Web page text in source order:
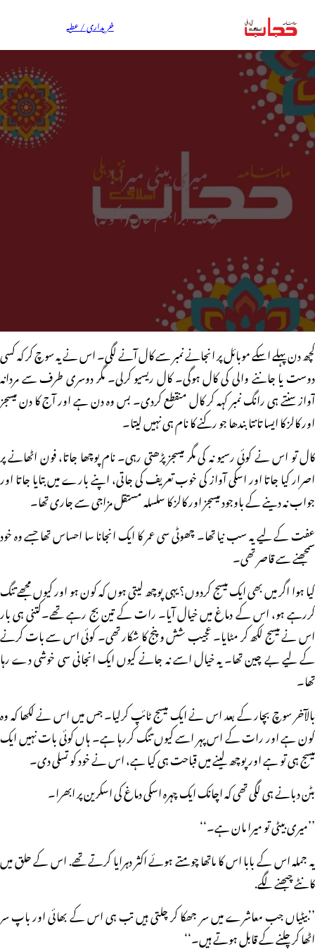
خریداری / عطیہ
میری بیٹی میرا !
مرسلہ: ابراہیم خان (آکولہ)
کچھ دن پہلے اسکے موبائل پر انجانے نمبر سے کال آنے لگی۔ اس نے یہ سوچ کر کہ کسی
دوست یا جاننے والی کی کال ہوگی۔ کال ریسیو کرلی۔ مگر دوسری طرف سے مردانہ
آواز سنتے ہی رانگ نمبر کہہ کر کال منقطع کردی۔ بس وہ دن ہے اور آج کا دن میسجز
اور کالز کا ایسا تانتا بندھا جو رکنے کا نام ہی نہیں لیتا۔
کال تو اس نے کوئی رسیو نہ کی مگر میسجز پڑھتی رہی۔ نام پوچھا جاتا، فون اٹھانے پر
اصرار کیا جاتا اور اسکی آواز کی خوب تعریف کی جاتی، اپنے بارے میں بتایا جاتا اور
جواب نہ دینے کے باوجود میسجز اور کالز کا سلسلہ مستقل مزاجی سے جاری تھا۔
عفت کے لیے یہ سب نیا تھا۔ چھوٹی سی عمر کا ایک انجانا سا احساس تھا جسے وہ خود
سمجھنے سے قاصر تھی۔
کیا ہوا اگر میں بھی ایک میسج کردوں؟ یہی پوچھ لیتی ہوں کہ کون ہو اور کیوں مجھے تنگ
کررہے ہو، اس کے دماغ میں خیال آیا۔ رات کے تین بج رہے تھے۔کتنی ہی بار
اس نے میسج لکھ کر مٹایا۔ عجیب شش و پنج کا شکار تھی۔ کوئی اس سے بات کرنے
کے لیے بے چین تھا۔ یہ خیال اسے نہ جانے کیوں ایک انجانی سی خوشی دے رہا
تھا۔
بالآخر سوچ بچار کے بعد اس نے ایک میسج ٹائپ کرلیا۔ جس میں اس نے لکھا کہ وہ
کون ہے اور رات کے اس پہر اسے کیوں تنگ کررہا ہے۔ ہاں کوئی بات نہیں ایک
میسج ہی تو ہے اور پوچھ لینے میں قباحت ہی کیا ہے، اس نے خود کو تسلی دی۔
بٹن دبانے ہی لگی تھی کہ اچانک ایک چہرہ اسکی دماغ کی اسکرین پر ابھرا۔
’’میری بیٹی تو میرا مان ہے۔‘‘
یہ جملہ اس کے بابا اس کا ماتھا چومتے ہوئے اکثر دہرایا کرتے تھے. اس کے حلق میں
کانٹے چبھنے لگے.
’’بیٹیاں جب معاشرے میں سر جھکا کر چلتی ہیں تب ہی اس کے بھائی اور باپ سر
اٹھا کر چلنے کے قابل ہوتے ہیں۔‘‘